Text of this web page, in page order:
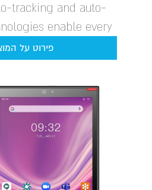
tracking and auto-
enable every...
פירוט על